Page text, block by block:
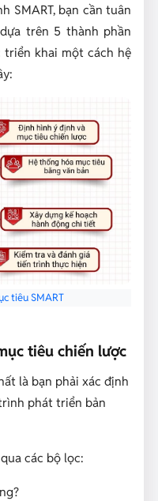
SMART, bạn cần tuân
trên 5 thành phần
khai một cách hệ
tiêu SMART
tiêu chiến lược
là bạn phải xác định
phát triển bản
các bộ lọc: